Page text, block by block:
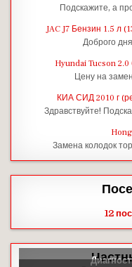
Подскажите, а
JAC J7 Бензин 1.5 л
Доброго
Hyundai Tucson
Цену на
КИА СИД 2010 г
Здравствуйте!
Замена колодок
12